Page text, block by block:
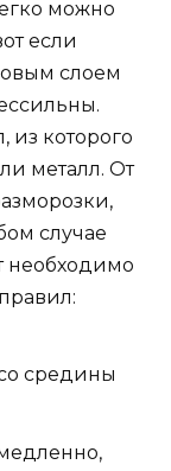
можно
если
слоем
из которого
металл. От
случае
необходимо
средины